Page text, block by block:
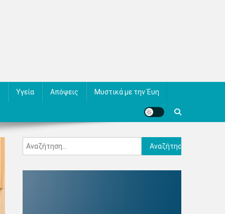
Υγεία Απόψεις Μυστικά με την Έυη
Αναζήτηση
για: